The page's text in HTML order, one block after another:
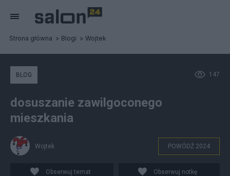
Strona główna Blogi Wojtek
147
BLOG
dosuszanie zawilgoconego
mieszkania
Wojtek POWÓDŹ 2024
Obserwuj temat Obserwuj notkę